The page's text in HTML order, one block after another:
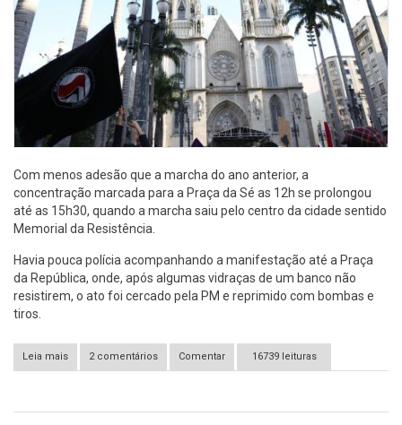
Com menos adesão que a marcha do ano anterior, a
concentração marcada para a Praça da Sé as 12h se prolongou
até as 15h30, quando a marcha saiu pelo centro da cidade sentido
Memorial da Resistência.
Havia pouca polícia acompanhando a manifestação até a Praça
da República, onde, após algumas vidraças de um banco não
resistirem, o ato foi cercado pela PM e reprimido com bombas e
tiros.
Leia mais
sobre São Paulo - SP: Marcha Antifascista é reprimida na
República.
2 comentários Comentar 16739 leituras